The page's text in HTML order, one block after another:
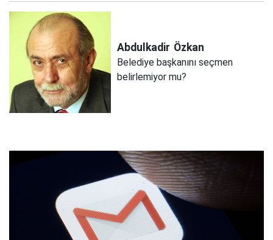
Abdulkadir Özkan
Belediye başkanını seçmen
belirlemiyor mu?